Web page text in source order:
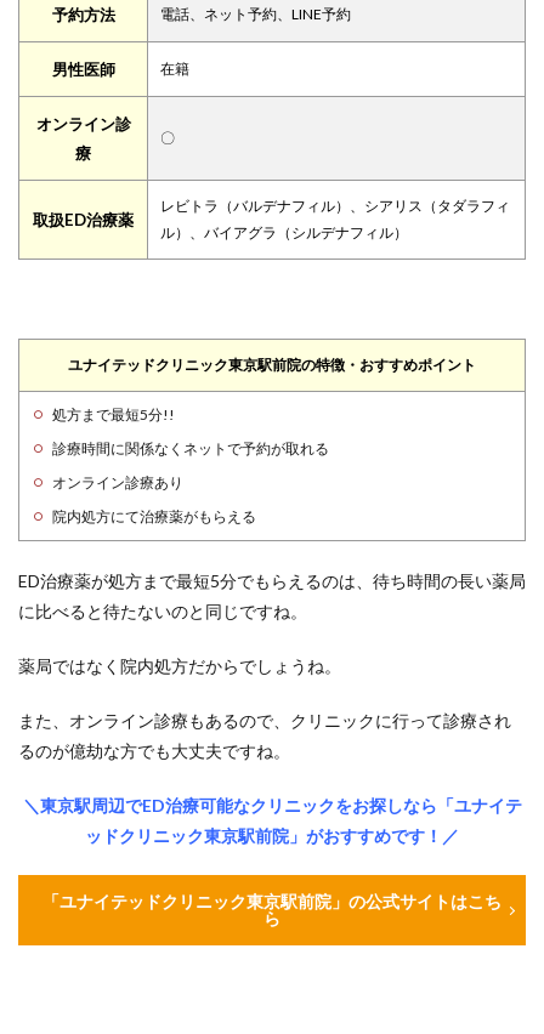
予約方法 電話、ネット予約、LINE予約
男性医師 在籍
オンライン診
療
〇
取扱ED治療薬
レビトラ（バルデナフィル）、シアリス（タダラフィ
ル）、バイアグラ（シルデナフィル）
ユナイテッドクリニック東京駅前院の特徴・おすすめポイント
処方まで最短5分!!
診療時間に関係なくネットで予約が取れる
オンライン診療あり
院内処方にて治療薬がもらえる
ED治療薬が処方まで最短5分でもらえるのは、待ち時間の長い薬局
に比べると待たないのと同じですね。
薬局ではなく院内処方だからでしょうね。
また、オンライン診療もあるので、クリニックに行って診療され
るのが億劫な方でも大丈夫ですね。
＼東京駅周辺でED治療可能なクリニックをお探しなら「ユナイテ
ッドクリニック東京駅前院」がおすすめです！／
「ユナイテッドクリニック東京駅前院」の公式サイトはこち
ら